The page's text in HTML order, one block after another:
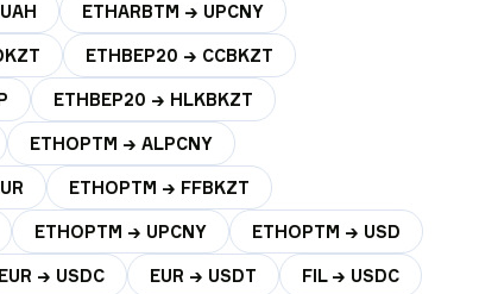
ETHARBTM → UPCNY
ETHBEP20 → CCBKZT
ETHBEP20 → HLKBKZT
ETHOPTM → ALPCNY
ETHOPTM → FFBKZT
ETHOPTM → UPCNY ETHOPTM → USD
EUR → USDC EUR → USDT FIL → USDC